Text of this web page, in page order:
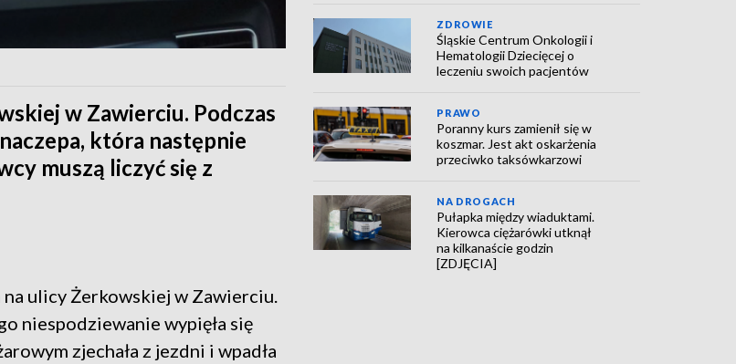
w Zawierciu. Podczas
która następnie
muszą liczyć się z
na ulicy Żerkowskiej w Zawierciu.
niespodziewanie wypięła się
zjechała z jezdni i wpadła
ZDROWIE
Śląskie Centrum Onkologii i
Hematologii Dziecięcej o
leczeniu swoich pacjentów
PRAWO
Poranny kurs zamienił się w
koszmar. Jest akt oskarżenia
przeciwko taksówkarzowi
NA DROGACH
Pułapka między wiaduktami.
Kierowca ciężarówki utknął
na kilkanaście godzin
[ZDJĘCIA]